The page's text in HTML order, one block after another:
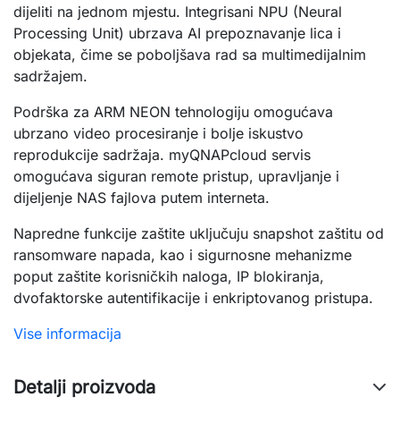
dijeliti na jednom mjestu. Integrisani NPU (Neural
Processing Unit) ubrzava AI prepoznavanje lica i
objekata, čime se poboljšava rad sa multimedijalnim
sadržajem.
Podrška za ARM NEON tehnologiju omogućava
ubrzano video procesiranje i bolje iskustvo
reprodukcije sadržaja. myQNAPcloud servis
omogućava siguran remote pristup, upravljanje i
dijeljenje NAS fajlova putem interneta.
Napredne funkcije zaštite uključuju snapshot zaštitu od
ransomware napada, kao i sigurnosne mehanizme
poput zaštite korisničkih naloga, IP blokiranja,
dvofaktorske autentifikacije i enkriptovanog pristupa.
Vise informacija
Detalji proizvoda